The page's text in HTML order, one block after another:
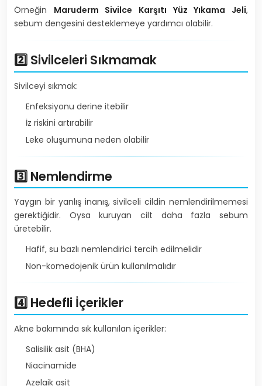
Örneğin Maruderm Sivilce Karşıtı Yüz Yıkama Jeli,
sebum dengesini desteklemeye yardımcı olabilir.
2️⃣ Sivilceleri Sıkmamak
Sivilceyi sıkmak:
Enfeksiyonu derine itebilir
İz riskini artırabilir
Leke oluşumuna neden olabilir
3️⃣ Nemlendirme
Yaygın bir yanlış inanış, sivilceli cildin nemlendirilmemesi
gerektiğidir. Oysa kuruyan cilt daha fazla sebum
üretebilir.
Hafif, su bazlı nemlendirici tercih edilmelidir
Non-komedojenik ürün kullanılmalıdır
4️⃣ Hedefli İçerikler
Akne bakımında sık kullanılan içerikler:
Salisilik asit (BHA)
Niacinamide
Azelaik asit